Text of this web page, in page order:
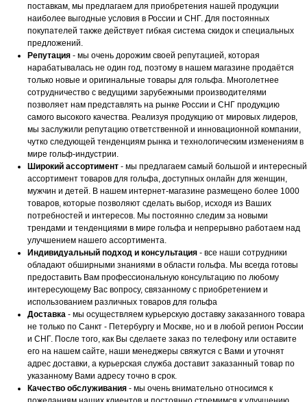
поставкам, мы предлагаем для приобретения нашей продукции
наиболее выгодные условия в России и СНГ. Для постоянных
покупателей также действует гибкая система скидок и специальных
предложений.
Репутация - мы очень дорожим своей репутацией, которая
нарабатывалась не один год, поэтому в нашем магазине продаётся
только новые и оригинальные товары для гольфа. Многолетнее
сотрудничество с ведущими зарубежными производителями
позволяет нам представлять на рынке России и СНГ продукцию
самого высокого качества. Реализуя продукцию от мировых лидеров,
мы заслужили репутацию ответственной и инновационной компании,
чутко следующей тенденциям рынка и технологическим изменениям в
мире гольф-индустрии.
Широкий ассортимент - мы предлагаем самый большой и интересный
ассортимент товаров для гольфа, доступных онлайн для женщин,
мужчин и детей. В нашем интернет-магазине размещено более 1000
товаров, которые позволяют сделать выбор, исходя из Ваших
потребностей и интересов. Мы постоянно следим за новыми
трендами и тенденциями в мире гольфа и непрерывно работаем над
улучшением нашего ассортимента.
Индивидуальный подход и консультация - все наши сотрудники
обладают обширными знаниями в области гольфа. Мы всегда готовы
предоставить Вам профессиональную консультацию по любому
интересующему Вас вопросу, связанному с приобретением и
использованием различных товаров для гольфа
Доставка - мы осуществляем курьерскую доставку заказанного товара
не только по Санкт - Петербургу и Москве, но и в любой регион России
и СНГ. После того, как Вы сделаете заказ по телефону или оставите
его на нашем сайте, наши менеджеры свяжутся с Вами и уточнят
адрес доставки, а курьерская служба доставит заказанный товар по
указанному Вами адресу точно в срок.
Качество обслуживания - мы очень внимательно относимся к